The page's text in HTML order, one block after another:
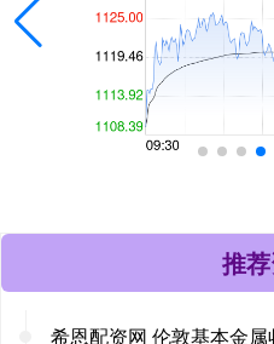
推
希恩配资网 伦敦基本金